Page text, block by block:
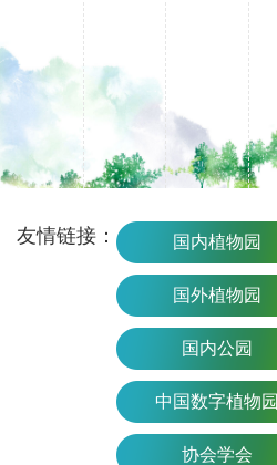
友情链接： 国内植物园
国外植物园
国内公园
中国数字植物园
协会学会